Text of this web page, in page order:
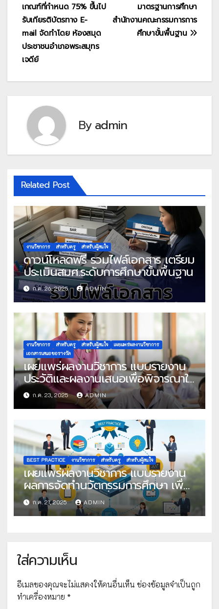
มาตรฐานการศึกษา
สำนักงานคณะกรรมการการ
ศึกษาขั้นพื้นฐาน
เกณฑ์ที่กำหนด 75% ขึันไป
รับเกียรติบัตรทาง E-
mail จัดทำโดย ห้องสมุด
ประชาชนอำเภอพระสมุทร
เจดีย์
Byadmin
Related Post
งานวิชาการ สำหรับครู สำหรับผู้สนใจ
ดาวน์โหลดฟรี รวมไฟล์เอกสาร เตรียม
ประเมินสมศ.ระดับการศึกษาขั้นพื้นฐาน
ก.ค. 26, 2025 ADMIN
งานวิชาการ สำหรับครู สำหรับผู้สนใจ
เผยแพร่ผลงานวิชาการ
เอกสารเสนอขอรางวัล
เผยแพร่ผลงานวิชาการ แบบรายงาน
ประวัติและผลงานเสนอเพื่อพิจารณาใน
โครงการครูดีในดวงใจ ประจำปี 2568
ครั้งที่ 22
ก.ค. 23, 2025 ADMIN
BEST PRACTICE งานวิชาการ สำหรับครู สำหรับผู้สนใจ
เผยแพร่ผลงานวิชาการ แบบรายงาน
ผลการจัดทำนวัตกรรมการศึกษา เพื่อ
คัดเลือกวิธีปฏิบัติที่เป็นเลิศ
ก.ค. 21, 2025 ADMIN
ใส่ความเห็น
อีเมลของคุณจะไม่แสดงให้คนอื่นเห็น ช่องข้อมูลจำเป็นถูก
ทำเครื่องหมาย *